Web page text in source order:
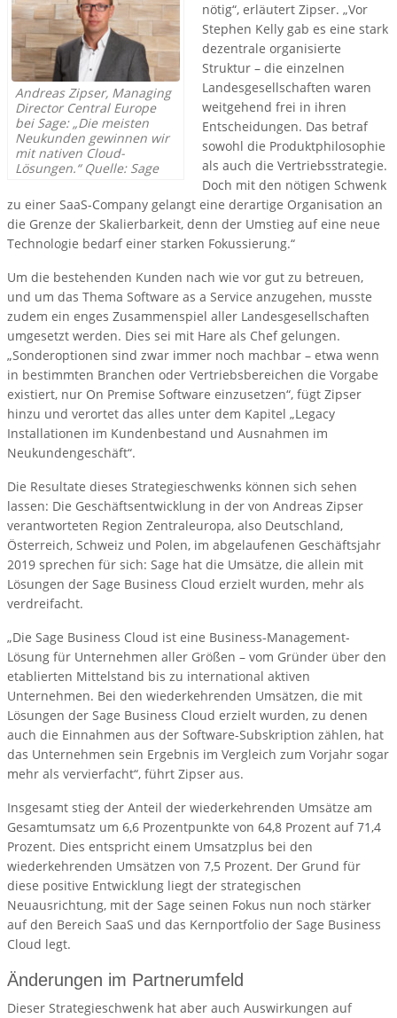
Andreas Zipser, Managing
Director Central Europe
bei Sage: „Die meisten
Neukunden gewinnen wir
mit nativen Cloud-
Lösungen.“ Quelle: Sage
nötig“, erläutert Zipser. „Vor
Stephen Kelly gab es eine stark
dezentrale organisierte
Struktur – die einzelnen
Landesgesellschaften waren
weitgehend frei in ihren
Entscheidungen. Das betraf
sowohl die Produktphilosophie
als auch die Vertriebsstrategie.
Doch mit den nötigen Schwenk
zu einer SaaS-Company gelangt eine derartige Organisation an
die Grenze der Skalierbarkeit, denn der Umstieg auf eine neue
Technologie bedarf einer starken Fokussierung.“
Um die bestehenden Kunden nach wie vor gut zu betreuen,
und um das Thema Software as a Service anzugehen, musste
zudem ein enges Zusammenspiel aller Landesgesellschaften
umgesetzt werden. Dies sei mit Hare als Chef gelungen.
„Sonderoptionen sind zwar immer noch machbar – etwa wenn
in bestimmten Branchen oder Vertriebsbereichen die Vorgabe
existiert, nur On Premise Software einzusetzen“, fügt Zipser
hinzu und verortet das alles unter dem Kapitel „Legacy
Installationen im Kundenbestand und Ausnahmen im
Neukundengeschäft“.
Die Resultate dieses Strategieschwenks können sich sehen
lassen: Die Geschäftsentwicklung in der von Andreas Zipser
verantworteten Region Zentraleuropa, also Deutschland,
Österreich, Schweiz und Polen, im abgelaufenen Geschäftsjahr
2019 sprechen für sich: Sage hat die Umsätze, die allein mit
Lösungen der Sage Business Cloud erzielt wurden, mehr als
verdreifacht.
„Die Sage Business Cloud ist eine Business-Management-
Lösung für Unternehmen aller Größen – vom Gründer über den
etablierten Mittelstand bis zu international aktiven
Unternehmen. Bei den wiederkehrenden Umsätzen, die mit
Lösungen der Sage Business Cloud erzielt wurden, zu denen
auch die Einnahmen aus der Software-Subskription zählen, hat
das Unternehmen sein Ergebnis im Vergleich zum Vorjahr sogar
mehr als vervierfacht“, führt Zipser aus.
Insgesamt stieg der Anteil der wiederkehrenden Umsätze am
Gesamtumsatz um 6,6 Prozentpunkte von 64,8 Prozent auf 71,4
Prozent. Dies entspricht einem Umsatzplus bei den
wiederkehrenden Umsätzen von 7,5 Prozent. Der Grund für
diese positive Entwicklung liegt der strategischen
Neuausrichtung, mit der Sage seinen Fokus nun noch stärker
auf den Bereich SaaS und das Kernportfolio der Sage Business
Cloud legt.
Änderungen im Partnerumfeld
Dieser Strategieschwenk hat aber auch Auswirkungen auf